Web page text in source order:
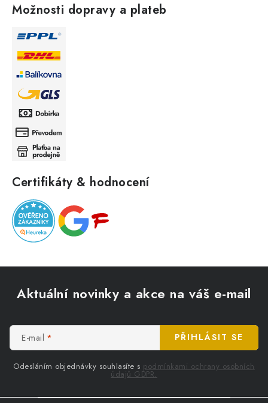
Možnosti dopravy a plateb
Certifikáty & hodnocení
Aktuální novinky a akce na váš e-mail
E-mail
Odesláním objednávky souhlasíte s podmínkami ochrany osobních
údajů GDPR.
PŘIHLÁSIT SE
Z